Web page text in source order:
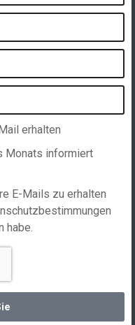
erhalten
Monats informiert
E-Mails zu erhalten
habe.